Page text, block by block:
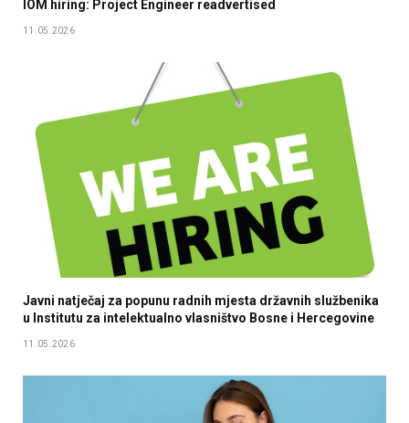
IOM hiring: Project Engineer readvertised
11.05.2026
Javni natječaj za popunu radnih mjesta državnih službenika
u Institutu za intelektualno vlasništvo Bosne i Hercegovine
11.05.2026